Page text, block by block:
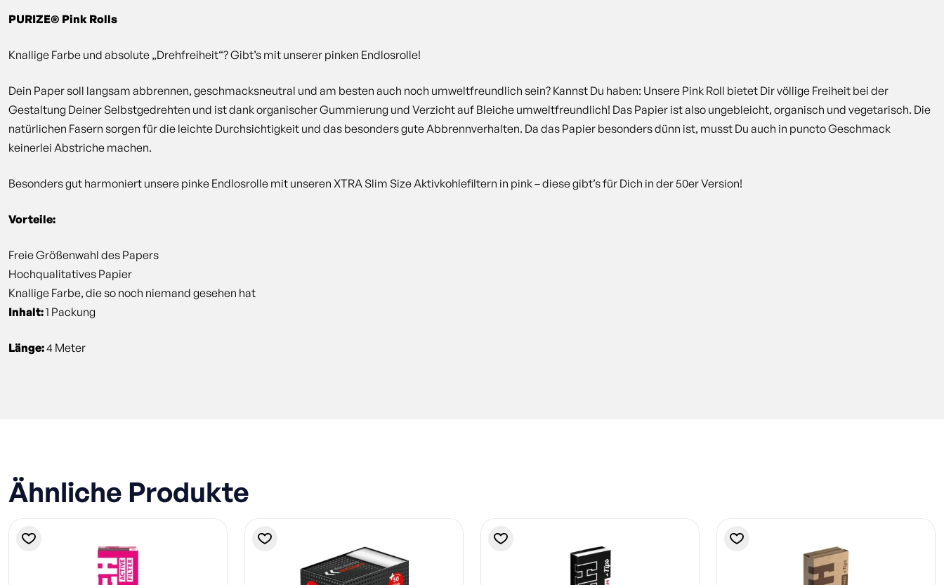
PURIZE® Pink Rolls
Knallige Farbe und absolute „Drehfreiheit“? Gibt’s mit unserer pinken Endlosrolle!
Dein Paper soll langsam abbrennen, geschmacksneutral und am besten auch noch umweltfreundlich sein? Kannst Du haben: Unsere Pink Roll bietet Dir völlige Freiheit bei der
Gestaltung Deiner Selbstgedrehten und ist dank organischer Gummierung und Verzicht auf Bleiche umweltfreundlich! Das Papier ist also ungebleicht, organisch und vegetarisch. Die
natürlichen Fasern sorgen für die leichte Durchsichtigkeit und das besonders gute Abbrennverhalten. Da das Papier besonders dünn ist, musst Du auch in puncto Geschmack
keinerlei Abstriche machen.
Besonders gut harmoniert unsere pinke Endlosrolle mit unseren XTRA Slim Size Aktivkohlefiltern in pink – diese gibt’s für Dich in der 50er Version!
Vorteile:
Freie Größenwahl des Papers
Hochqualitatives Papier
Knallige Farbe, die so noch niemand gesehen hat
Inhalt:1 Packung
Länge:4 Meter
Ähnliche Produkte